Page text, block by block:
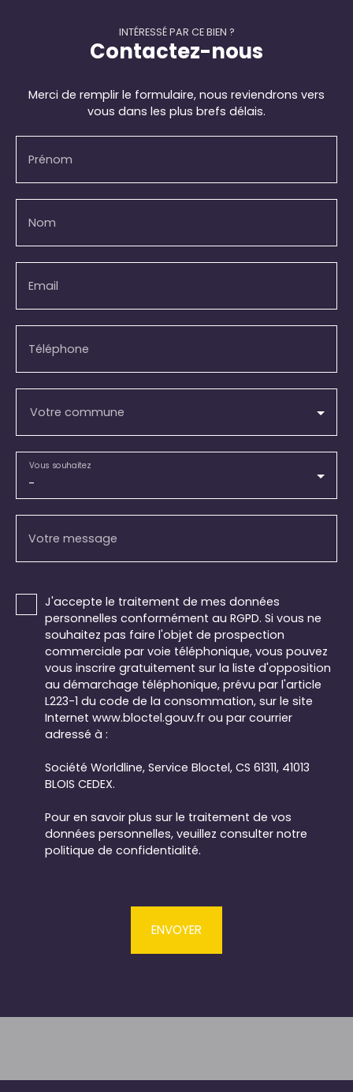
INTÉRESSÉ PAR CE BIEN ?
Contactez-nous
Merci de remplir le formulaire, nous reviendrons vers
vous dans les plus brefs délais.
Prénom
Nom
Email
Téléphone
Votre commune
-
Vous souhaitez
Votre message
J'accepte le traitement de mes données
personnelles conformément au RGPD. Si vous ne
souhaitez pas faire l'objet de prospection
commerciale par voie téléphonique, vous pouvez
vous inscrire gratuitement sur la liste d'opposition
au démarchage téléphonique, prévu par l'article
L223-1 du code de la consommation, sur le site
Internet www.bloctel.gouv.fr ou par courrier
adressé à :
Société Worldline, Service Bloctel, CS 61311, 41013
BLOIS CEDEX.
Pour en savoir plus sur le traitement de vos
données personnelles, veuillez consulter notre
politique de confidentialité.
ENVOYER